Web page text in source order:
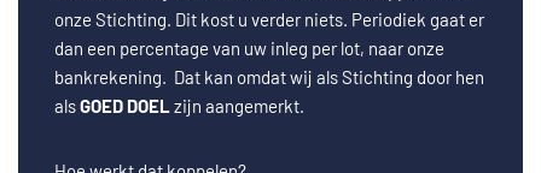
onze Stichting. Dit kost u verder niets. Periodiek gaat er
dan een percentage van uw inleg per lot, naar onze
bankrekening. Dat kan omdat wij als Stichting door hen
alsGOED DOELzijn aangemerkt.